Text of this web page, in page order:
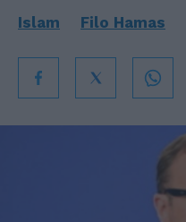
Islam Filo Hamas